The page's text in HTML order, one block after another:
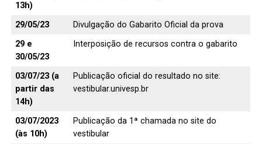
13h)
29/05/23
Divulgação do Gabarito Oficial da prova
29 e
30/05/23
Interposição de recursos contra o gabarito
03/07/23 (a
partir das
14h)
Publicação oficial do resultado no site:
vestibular.univesp.br
03/07/2023
(às 10h)
Publicação da 1ª chamada no site do
vestibular